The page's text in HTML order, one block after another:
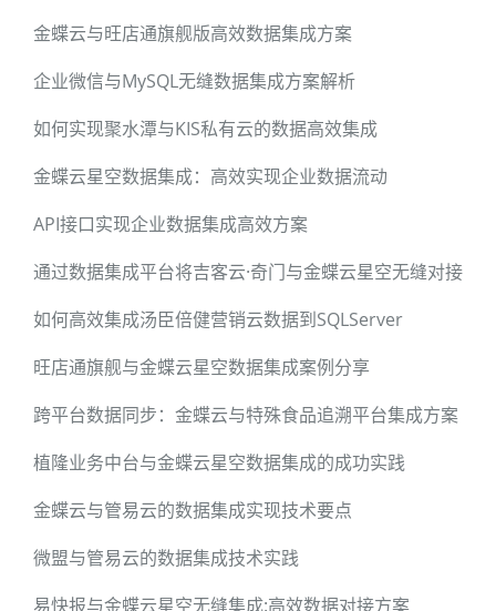
金蝶云与旺店通旗舰版高效数据集成方案
企业微信与MySQL无缝数据集成方案解析
如何实现聚水潭与KIS私有云的数据高效集成
金蝶云星空数据集成：高效实现企业数据流动
API接口实现企业数据集成高效方案
通过数据集成平台将吉客云·奇门与金蝶云星空无缝对接
如何高效集成汤臣倍健营销云数据到SQLServer
旺店通旗舰与金蝶云星空数据集成案例分享
跨平台数据同步：金蝶云与特殊食品追溯平台集成方案
植隆业务中台与金蝶云星空数据集成的成功实践
金蝶云与管易云的数据集成实现技术要点
微盟与管易云的数据集成技术实践
易快报与金蝶云星空无缝集成:高效数据对接方案